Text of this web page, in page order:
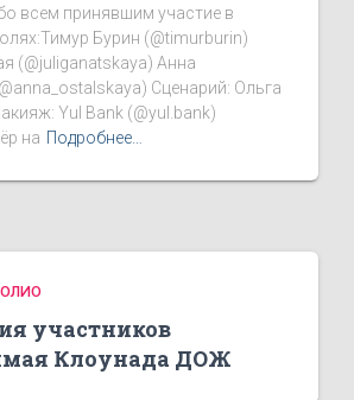
всем принявшим участие в
Бурин (@timurburin)
(@juliganatskaya) Анна
Сценарий: Ольга
Yul Bank (@yul.bank)
на Подробнее…
участников
Клоунада ДОЖ